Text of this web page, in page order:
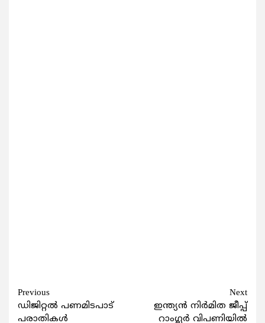
Continue
Reading
Previous
ഡിജിറ്റല്‍ പണമിടപാട്
പരാതികള്‍
Next
ഇന്ത്യന്‍ നിര്‍മിത ജീപ്പ്
റാംഗ്ലര്‍ വിപണിയില്‍